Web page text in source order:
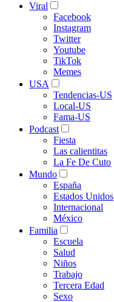
Viral
Facebook
Instagram
Twitter
Youtube
TikTok
Memes
USA
Tendencias-US
Local-US
Fama-US
Podcast
Fiesta
Las calientitas
La Fe De Cuto
Mundo
España
Estados Unidos
Internacional
México
Familia
Escuela
Salud
Niños
Trabajo
Tercera Edad
Sexo